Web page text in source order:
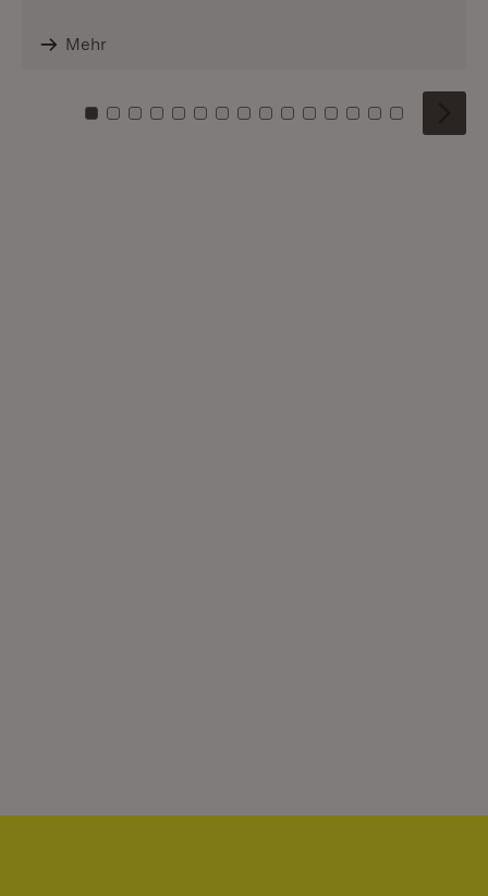
Mehr
Zu Kachel: 0
Zu Kachel: 1
Zu Kachel: 2
Zu Kachel: 3
Zu Kachel: 4
Zu Kachel: 5
Zu Kachel: 6
Zu Kachel: 7
Zu Kachel: 8
Zu Kachel: 9
Zu Kachel: 10
Zu Kachel: 11
Zu Kachel: 12
Zu Kachel:
Zu